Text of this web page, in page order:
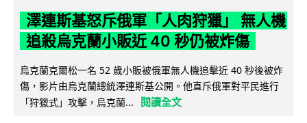
澤連斯基怒斥俄軍「人肉狩獵」 無人機
追殺烏克蘭小販近 40 秒仍被炸傷
烏克蘭克爾松一名 52 歲小販被俄軍無人機追擊近 40 秒後被炸
傷，影片由烏克蘭總統澤連斯基公開。他直斥俄軍對平民進行
「狩獵式」攻擊，烏克蘭...
閱讀全文